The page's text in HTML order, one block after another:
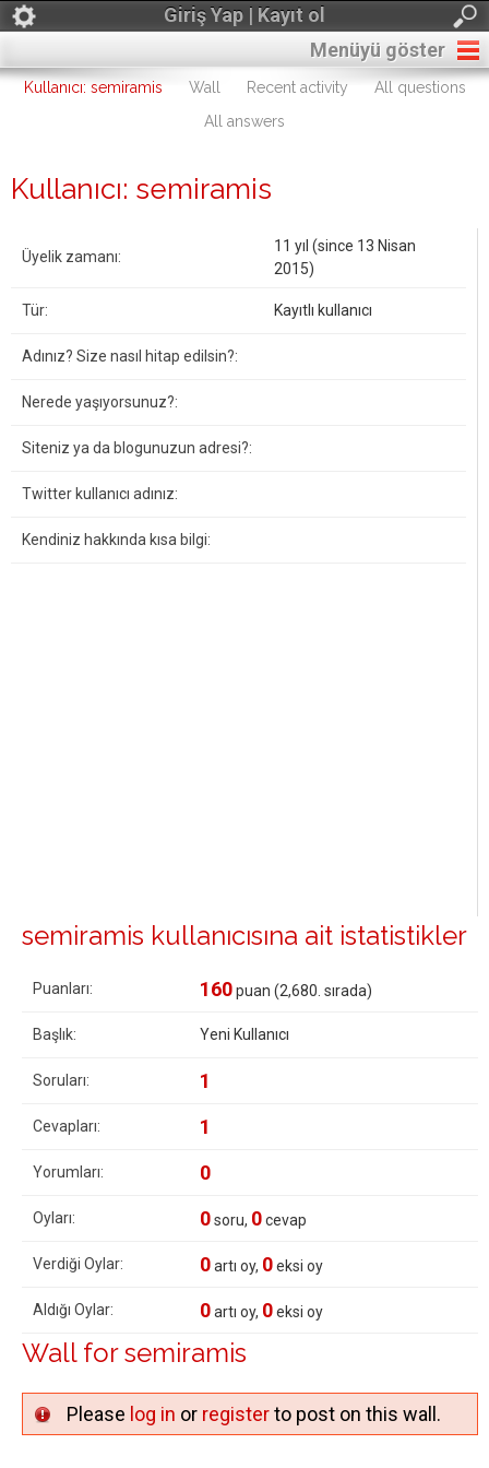
Giriş Yap | Kayıt ol
Menüyü göster
Kullanıcı: semiramis Wall Recent activity
All questions
All answers
Kullanıcı: semiramis
Üyelik zamanı:
11 yıl (since 13 Nisan
2015)
Tür: Kayıtlı kullanıcı
Adınız? Size nasıl hitap edilsin?:
Nerede yaşıyorsunuz?:
Siteniz ya da blogunuzun adresi?:
Twitter kullanıcı adınız:
Kendiniz hakkında kısa bilgi:
semiramis kullanıcısına ait istatistikler
Puanları: 160puan (2,680 . sırada)
Başlık: Yeni Kullanıcı
Soruları: 1
Cevapları: 1
Yorumları: 0
Oyları: 0soru, 0cevap
Verdiği Oylar: 0artı oy, 0eksi oy
Aldığı Oylar: 0artı oy, 0eksi oy
Wall for semiramis
Please log in or registerto post on this wall.